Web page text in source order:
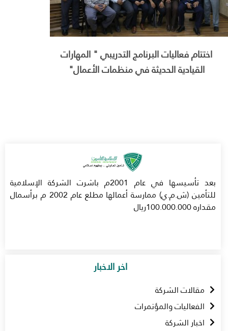
اختتام فعاليات البرنامج التدريبي " المهارات
القيادية الحديثة في منظمات الأعمال"
بعد تأسيسها في عام 2001م باشرت الشركة الإسلامية
للتأمين (ش.م.ي) ممارسة أعمالها مطلع عام 2002 م برأسمال
مقداره 100.000.000ريال
اخر الاخبار
مقالات الشركة
الفعاليات والمؤتمرات
اخبار الشركة